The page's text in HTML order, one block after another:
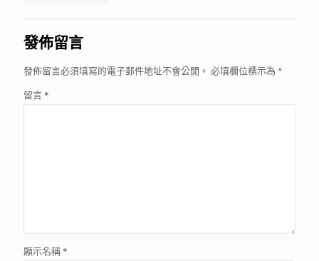
發佈留言
發佈留言必須填寫的電子郵件地址不會公開。 必填欄位標示為 *
留言 *
顯示名稱 *